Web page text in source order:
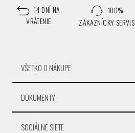
14 DNÍ NA
VRÁTENIE
100%
ZÁKAZNÍCKY SERVIS
VŠETKO O NÁKUPE
DOKUMENTY
SOCIÁLNE SIETE